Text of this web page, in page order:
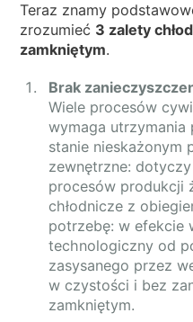
Teraz znamy
zrozumieć 3 zalety
zamkniętym.
Brak
Wiele procesów
wymaga utrzymania
stanie nieskażonym
zewnętrzne:
procesów produkcji
chłodnicze z
potrzebę: w efekcie
technologiczny od
zasysanego przez
w czystości i bez
zamkniętym.